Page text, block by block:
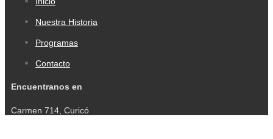
Nuestra Historia
Programas
Contacto
Encuentranos en
Carmen 714, Curicó